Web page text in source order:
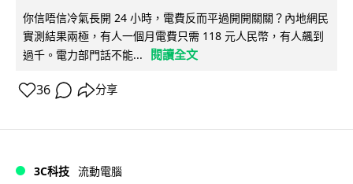
你信唔信冷氣長開 24 小時，電費反而平過開開關關？內地網民
實測結果兩極，有人一個月電費只需 118 元人民幣，有人飆到
過千。電力部門話不能...
閱讀全文
36 分享
3C科技 流動電腦